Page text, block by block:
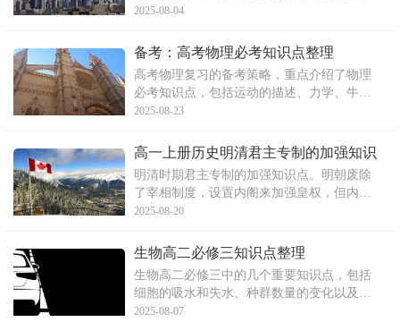
系等，并提出了六大高效学习法，包括制定
等，以帮助初中生归纳整理所学知识，提高
2025-08-04
备考：高考物理必考知识点整理
高考物理复习的备考策略，重点介绍了物理
必考知识点，包括运动的描述、力学、牛顿
运动定律以及曲线运动、万有引力等内容。
问题解决方法以及牛顿运动定律等方面的详
细知识点，并强调了万有引力和曲线运动的
相关知识。这些知识点对
2025-08-23
高一上册历史明清君主专制的加强知识
点整理
明清时期君主专制的加强知识点。明朝废除
了宰相制度，设置内阁来加强皇权，但内阁
并非决策机构。清朝设南书房和军机处，使
点和对比分析，以及用“一、二、三”归纳的
专制主义中央集权的内容。
2025-08-20
生物高二必修三知识点整理
生物高二必修三中的几个重要知识点，包括
细胞的吸水和失水、种群数量的变化以及向
性运动和感性运动。文章详细解释了这些概
2025-08-07